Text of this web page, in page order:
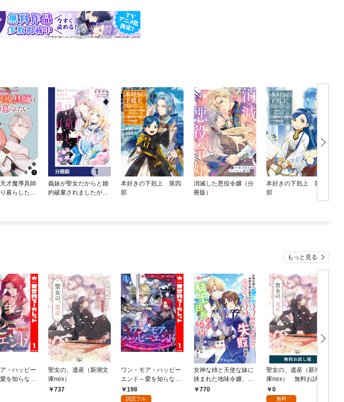
才魔導具師
暮らしたい
義妹が聖女だからと婚
約破棄されましたが、
本好きの下剋上 第四
部
消滅した悪役令嬢（分
冊版）
本好きの下剋上 第三
部
もっと見る
・ハッピー
を知らない
憎まれそし
聖女の、遺産（新潮文
庫nex）
737
ワン・モア・ハッピー
エンド～愛を知らない
大魔女が、憎まれそし
て愛されるまで～ 1
198
試読フル
女神な姉と天使な妹に
挟まれた地味令嬢、３
３回目のお見合い失敗
770
聖女の、遺産（新潮文
庫nex） 無料お試し
版0
無料